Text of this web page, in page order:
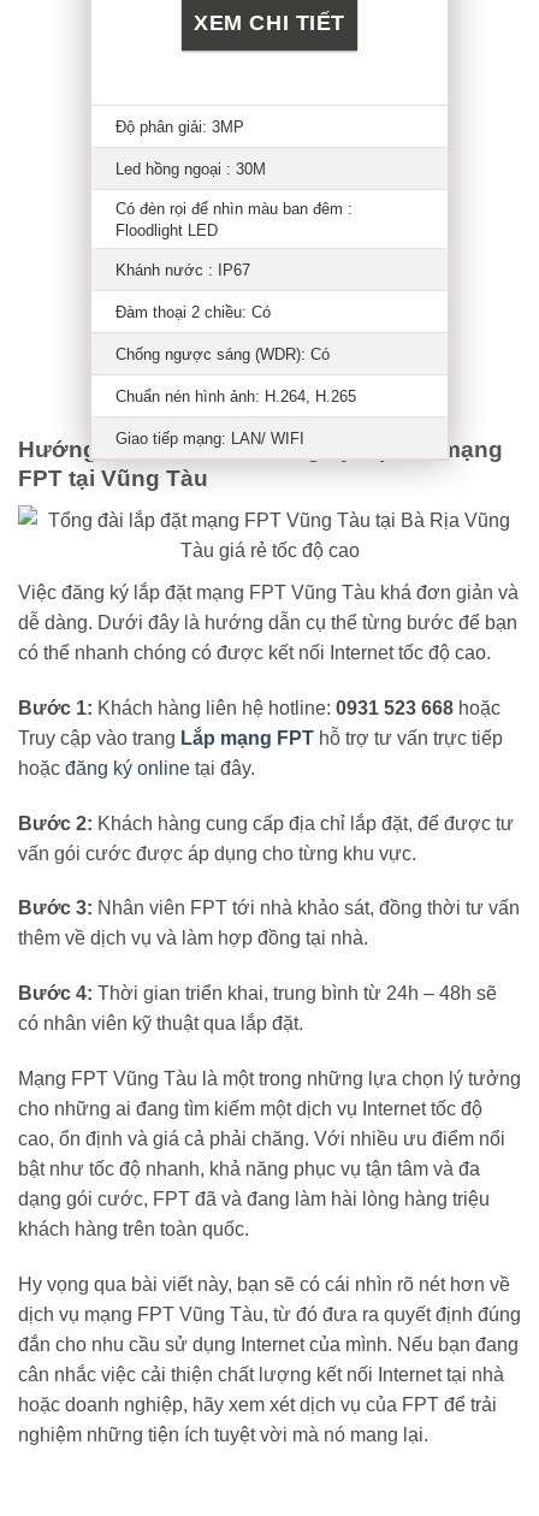
XEM CHI TIẾT
Độ phân giải: 3MP
Led hồng ngoại : 30M
Có đèn rọi để nhìn màu ban đêm :
Floodlight LED
Khánh nước : IP67
Đàm thoại 2 chiều: Có
Chống ngược sáng (WDR): Có
Chuẩn nén hình ảnh: H.264, H.265
Giao tiếp mạng: LAN/ WIFI
Hướng dẫn các bước đăng ký lắp đặt mạng
FPT tại Vũng Tàu
Việc đăng ký lắp đặt mạng FPT Vũng Tàu khá đơn giản và
dễ dàng. Dưới đây là hướng dẫn cụ thể từng bước để bạn
có thể nhanh chóng có được kết nối Internet tốc độ cao.
Bước 1: Khách hàng liên hệ hotline: 0931 523 668 hoặc
Truy cập vào trang Lắp mạng FPT hỗ trợ tư vấn trực tiếp
hoặc đăng ký online tại đây.
Bước 2: Khách hàng cung cấp địa chỉ lắp đặt, để được tư
vấn gói cước được áp dụng cho từng khu vực.
Bước 3: Nhân viên FPT tới nhà khảo sát, đồng thời tư vấn
thêm về dịch vụ và làm hợp đồng tại nhà.
Bước 4: Thời gian triển khai, trung bình từ 24h – 48h sẽ
có nhân viên kỹ thuật qua lắp đặt.
Mạng FPT Vũng Tàu là một trong những lựa chọn lý tưởng
cho những ai đang tìm kiếm một dịch vụ Internet tốc độ
cao, ổn định và giá cả phải chăng. Với nhiều ưu điểm nổi
bật như tốc độ nhanh, khả năng phục vụ tận tâm và đa
dạng gói cước, FPT đã và đang làm hài lòng hàng triệu
khách hàng trên toàn quốc.
Hy vọng qua bài viết này, bạn sẽ có cái nhìn rõ nét hơn về
dịch vụ mạng FPT Vũng Tàu, từ đó đưa ra quyết định đúng
đắn cho nhu cầu sử dụng Internet của mình. Nếu bạn đang
cân nhắc việc cải thiện chất lượng kết nối Internet tại nhà
hoặc doanh nghiệp, hãy xem xét dịch vụ của FPT để trải
nghiệm những tiện ích tuyệt vời mà nó mang lại.